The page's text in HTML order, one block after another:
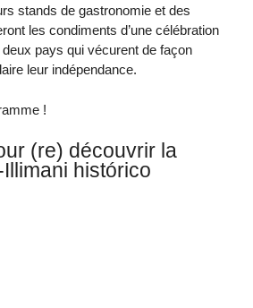
stands de gastronomie et des
les condiments d’une célébration
pays qui vécurent de façon
leur indépendance.
!
(re) découvrir la
Illimani histórico